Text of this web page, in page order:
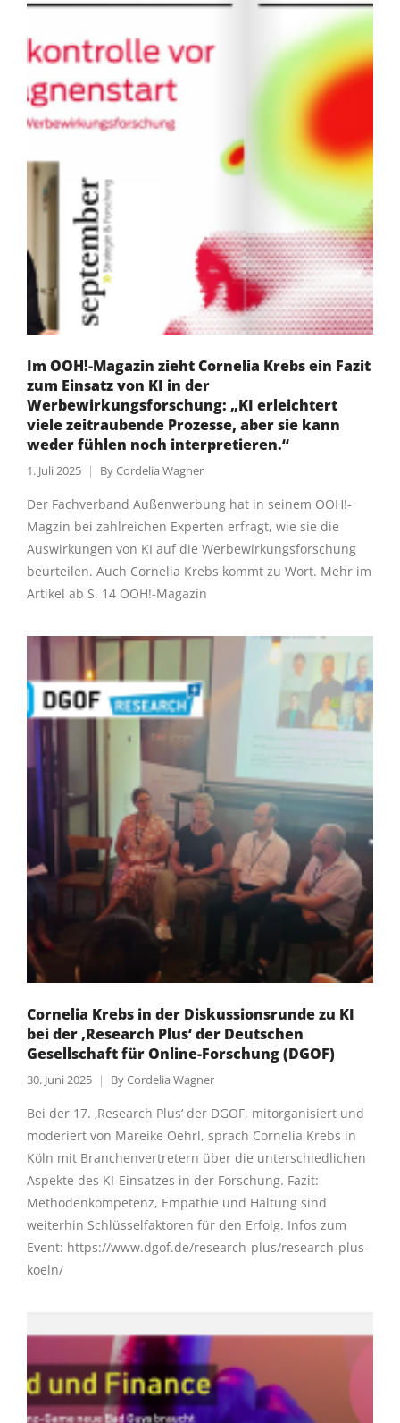
Im OOH!-Magazin zieht Cornelia Krebs ein Fazit
zum Einsatz von KI in der
Werbewirkungsforschung: „KI erleichtert
viele zeitraubende Prozesse, aber sie kann
weder fühlen noch interpretieren.“
1. Juli 2025 ByCordelia Wagner
Der Fachverband Außenwerbung hat in seinem OOH!-
Magzin bei zahlreichen Experten erfragt, wie sie die
Auswirkungen von KI auf die Werbewirkungsforschung
beurteilen. Auch Cornelia Krebs kommt zu Wort. Mehr im
Artikel ab S. 14 OOH!-Magazin
Cornelia Krebs in der Diskussionsrunde zu KI
bei der ‚Research Plus‘ der Deutschen
Gesellschaft für Online-Forschung (DGOF)
30. Juni 2025 ByCordelia Wagner
Bei der 17. ‚Research Plus‘ der DGOF, mitorganisiert und
moderiert von Mareike Oehrl, sprach Cornelia Krebs in
Köln mit Branchenvertretern über die unterschiedlichen
Aspekte des KI-Einsatzes in der Forschung. Fazit:
Methodenkompetenz, Empathie und Haltung sind
weiterhin Schlüsselfaktoren für den Erfolg. Infos zum
Event: https://www.dgof.de/research-plus/research-plus-
koeln/